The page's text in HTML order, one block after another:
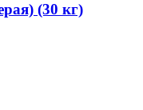
(30 кг)